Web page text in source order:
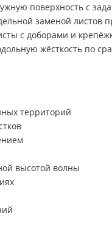
поверхность с
заменой листов
с доборами и
жёсткость по
территорий
высотой волны